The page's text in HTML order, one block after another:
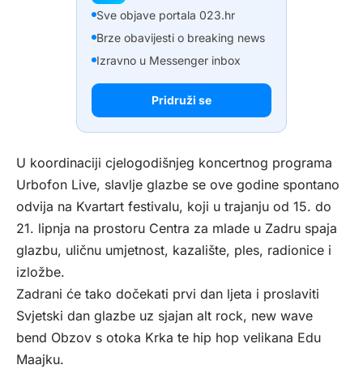
Sve objave portala 023.hr
Brze obavijesti o breaking news
Izravno u Messenger inbox
Pridruži se
U koordinaciji cjelogodišnjeg koncertnog programa
Urbofon Live, slavlje glazbe se ove godine spontano
odvija na Kvartart festivalu, koji u trajanju od 15. do
21. lipnja na prostoru Centra za mlade u Zadru spaja
glazbu, uličnu umjetnost, kazalište, ples, radionice i
izložbe.
Zadrani će tako dočekati prvi dan ljeta i proslaviti
Svjetski dan glazbe uz sjajan alt rock, new wave
bend Obzov s otoka Krka te hip hop velikana Edu
Maajku.